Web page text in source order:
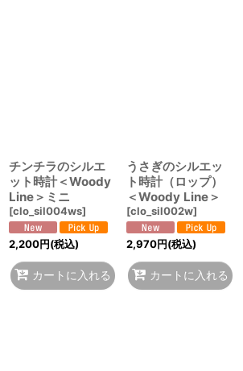
チンチラのシルエ
ット時計＜Woody
Line＞ミニ
[clo_sil004ws]
2,200円(税込)
カートに入れる
うさぎのシルエッ
ト時計（ロップ）
＜Woody Line＞
[clo_sil002w]
2,970円(税込)
カートに入れる